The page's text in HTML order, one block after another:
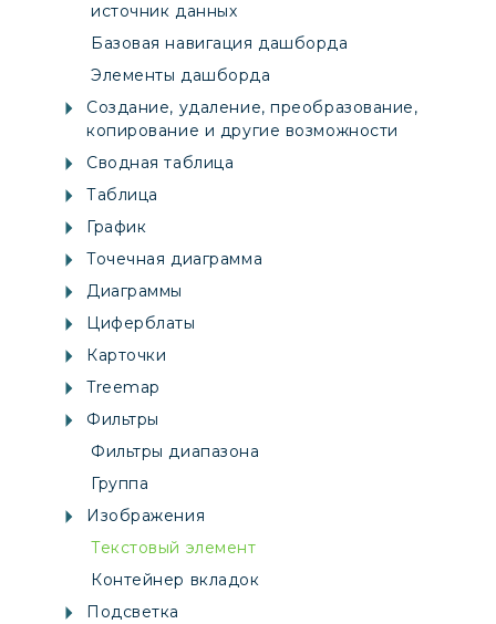
источник данных
Базовая навигация дашборда
Элементы дашборда
Создание, удаление, преобразование,
копирование и другие возможности
Сводная таблица
Таблица
График
Точечная диаграмма
Диаграммы
Циферблаты
Карточки
Treemap
Фильтры
Фильтры диапазона
Группа
Изображения
Текстовый элемент
Контейнер вкладок
Подсветка